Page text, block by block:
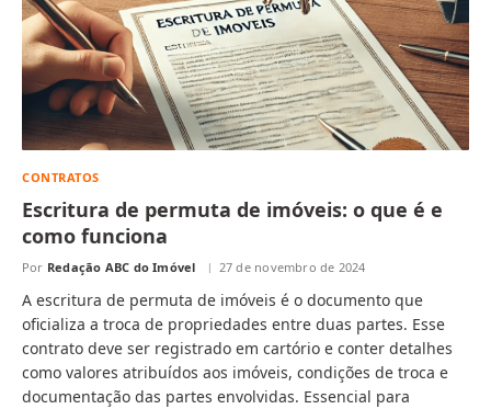
CONTRATOS
Escritura de permuta de imóveis: o que é e
como funciona
Por Redação ABC do Imóvel 27 de novembro de 2024
A escritura de permuta de imóveis é o documento que
oficializa a troca de propriedades entre duas partes. Esse
contrato deve ser registrado em cartório e conter detalhes
como valores atribuídos aos imóveis, condições de troca e
documentação das partes envolvidas. Essencial para